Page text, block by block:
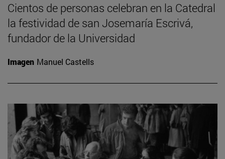
Cientos de personas celebran en la Catedral
la festividad de san Josemaría Escrivá,
fundador de la Universidad
Imagen Manuel Castells